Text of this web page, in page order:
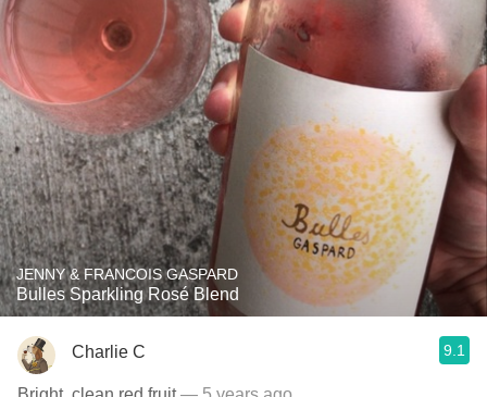
JENNY & FRANCOIS GASPARD
Bulles Sparkling Rosé Blend
Charlie C 9.1